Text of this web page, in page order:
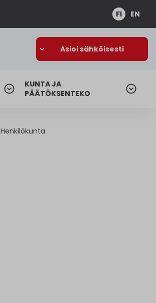
FI EN
Asioi sähköisesti
KUNTA JA
PÄÄTÖKSENTEKO
Henkilökunta